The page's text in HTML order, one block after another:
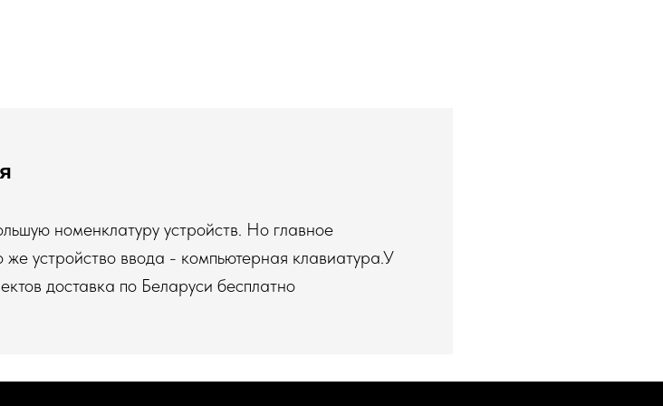
номенклатуру устройств. Но главное
устройство ввода - компьютерная клавиатура.У
доставка по Беларуси бесплатно